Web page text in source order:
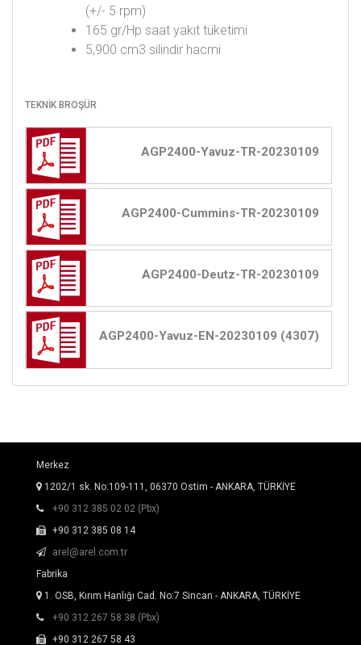
(+/- 5 rpm)
165 gr/Hp saat yakıt tüketimi
5,900 cm3 silindir hacmi
TEKNİK BROŞÜR
AGP2400-Yavuz-TR-20230109
AGP2400-Cummins-TR-20230109
AGP2400-Deutz-TR-20230109
AGP2400-Yavuz-EN-20230109 (4307)
Merkez
1202/1 sk. No:109-111, 06370 Ostim - ANKARA, TÜRKİYE
+90 312 385 02 02 (Pbx)
+90 312 385 08 14
arel@arel.com.tr
Fabrika
1. OSB, Kırım Hanlığı Cad. No:7 Sincan - ANKARA, TÜRKİYE
+90 312 267 58 38 (Pbx)
+90 312 267 58 43